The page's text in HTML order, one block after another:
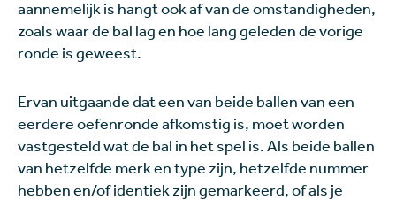
aannemelijk is hangt ook af van de omstandigheden,
zoals waar de bal lag en hoe lang geleden de vorige
ronde is geweest.
Ervan uitgaande dat een van beide ballen van een
eerdere oefenronde afkomstig is, moet worden
vastgesteld wat de bal in het spel is. Als beide ballen
van hetzelfde merk en type zijn, hetzelfde nummer
hebben en/of identiek zijn gemarkeerd, of als je